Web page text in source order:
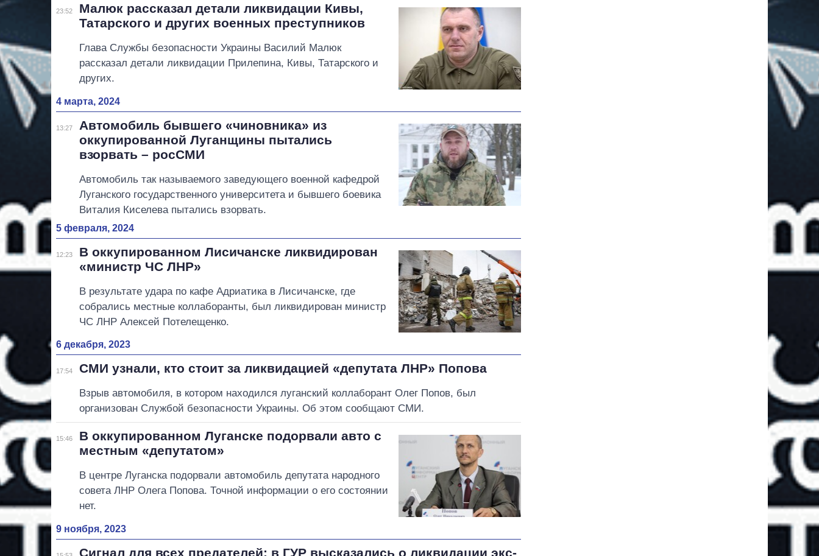
23:52
Малюк рассказал детали ликвидации Кивы,
Татарского и других военных преступников
Глава Службы безопасности Украины Василий Малюк
рассказал детали ликвидации Прилепина, Кивы, Татарского и
других.
4 марта, 2024
13:27
Автомобиль бывшего «чиновника» из
оккупированной Луганщины пытались
взорвать – росСМИ
Автомобиль так называемого заведующего военной кафедрой
Луганского государственного университета и бывшего боевика
Виталия Киселева пытались взорвать.
5 февраля, 2024
12:23
В оккупированном Лисичанске ликвидирован
«министр ЧС ЛНР»
В результате удара по кафе Адриатика в Лисичанске, где
собрались местные коллаборанты, был ликвидирован министр
ЧС ЛНР Алексей Потелещенко.
6 декабря, 2023
17:54 СМИ узнали, кто стоит за ликвидацией «депутата ЛНР» Попова
Взрыв автомобиля, в котором находился луганский коллаборант Олег Попов, был
организован Службой безопасности Украины. Об этом сообщают СМИ.
15:46
В оккупированном Луганске подорвали авто с
местным «депутатом»
В центре Луганска подорвали автомобиль депутата народного
совета ЛНР Олега Попова. Точной информации о его состоянии
нет.
9 ноября, 2023
Сигнал для всех предателей: в ГУР высказались о ликвидации экс-